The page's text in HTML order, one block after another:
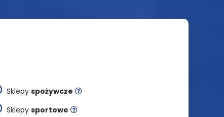
Sklepy spożywcze
Sklepy sportowe